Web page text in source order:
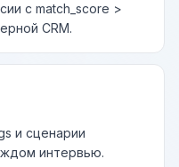
с match_score >
CRM.
и сценарии
интервью.